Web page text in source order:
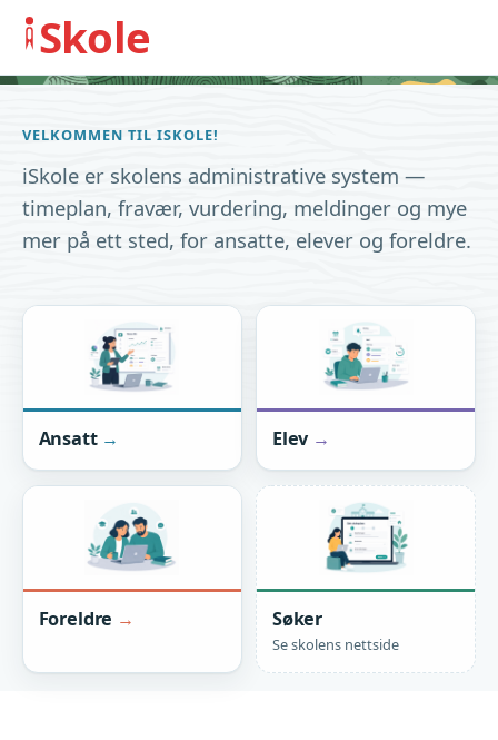
Skole
VELKOMMEN TIL ISKOLE!
iSkole er skolens administrative system —
timeplan, fravær, vurdering, meldinger og mye
mer på ett sted, for ansatte, elever og foreldre.
Ansatt Elev
Foreldre Søker
Se skolens nettside